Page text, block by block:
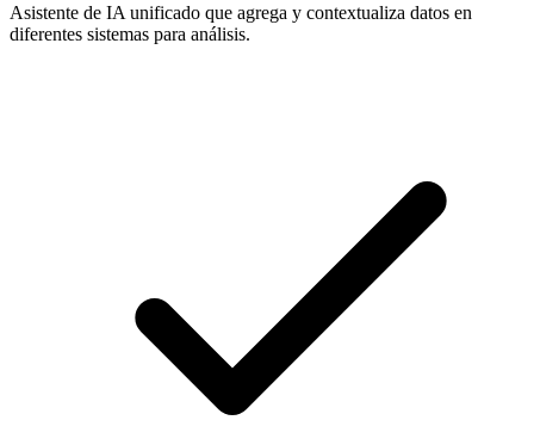
Asistente de IA unificado que agrega y contextualiza datos en
diferentes sistemas para análisis.